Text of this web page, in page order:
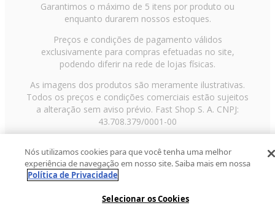
Garantimos o máximo de 5 itens por produto ou
enquanto durarem nossos estoques.
Preços e condições de pagamento válidos
exclusivamente para compras efetuadas no site,
podendo diferir na rede de lojas físicas.
As imagens dos produtos são meramente ilustrativas.
Todos os preços e condições comerciais estão sujeitos
a alteração sem aviso prévio. Fast Shop S. A. CNPJ:
43.708.379/0001-00
Paulo/SP, CEP 02029-001, Telefone: 11 3003-3728 ©
2013 Fast Shop - Todos os direitos reservadosRF
Nós utilizamos cookies para que você tenha uma melhor
experiência de navegação em nosso site. Saiba mais em nossa
Política de Privacidade
Selecionar os Cookies